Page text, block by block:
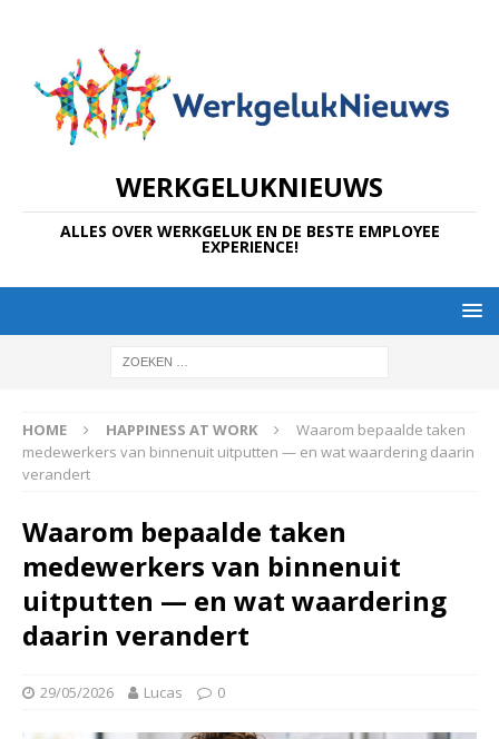
WERKGELUKNIEUWS
ALLES OVER WERKGELUK EN DE BESTE EMPLOYEE
EXPERIENCE!
HOME HAPPINESS AT WORK
Waarom bepaalde taken
medewerkers van binnenuit uitputten — en wat waardering daarin
verandert
Waarom bepaalde taken
medewerkers van binnenuit
uitputten — en wat waardering
daarin verandert
29/05/2026 Lucas 0